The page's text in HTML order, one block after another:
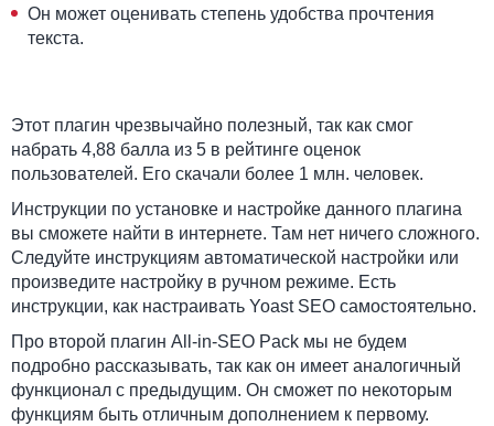
Он может оценивать степень удобства прочтения
текста.
Этот плагин чрезвычайно полезный, так как смог
набрать 4,88 балла из 5 в рейтинге оценок
пользователей. Его скачали более 1 млн. человек.
Инструкции по установке и настройке данного плагина
вы сможете найти в интернете. Там нет ничего сложного.
Следуйте инструкциям автоматической настройки или
произведите настройку в ручном режиме. Есть
инструкции, как настраивать Yoast SEO самостоятельно.
Про второй плагин All-in-SEO Pack мы не будем
подробно рассказывать, так как он имеет аналогичный
функционал с предыдущим. Он сможет по некоторым
функциям быть отличным дополнением к первому.